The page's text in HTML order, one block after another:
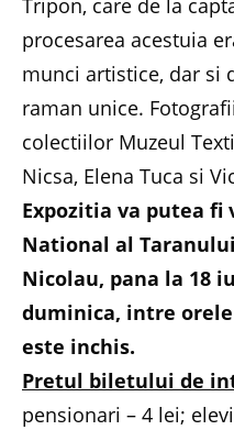
procesarea acestuia
munci artistice, dar si
raman unice.
colectiilor Muzeul
Nicsa, Elena Tuca si
Expozitia va putea
National al
Nicolau, pana la 18
duminica, intre orele
este inchis.
Pretul biletului de
pensionari – 4 lei;